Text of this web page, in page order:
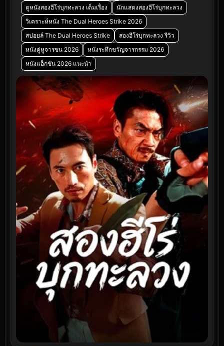
ดูหนังสองฮีโร่บุกทะลวง เต็มเรื่อง
นักแสดงสองฮีโร่บุกทะลวง
วิเคราะห์หนัง The Dual Heroes Strike 2026
สปอยล์ The Dual Heroes Strike
สองฮีโร่บุกทะลวง รีวิว
หนังคู่หูจารชน 2026
หนังระทึกขวัญจารกรรม 2026
หนังแอ็กชัน 2026 แนะนำ